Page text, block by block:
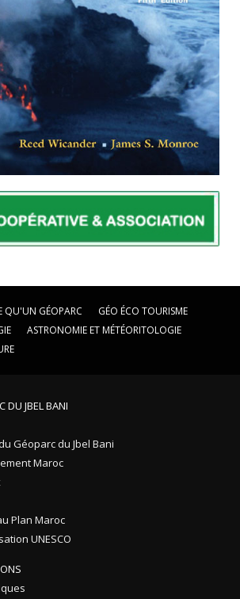
QU'UN GÉOPARC
GÉO ÉCO TOURISME
ASTRONOMIE ET MÉTÉORITOLOGIE
DU JBEL BANI
Géoparc du Jbel Bani
Maroc
Plan Maroc
UNESCO